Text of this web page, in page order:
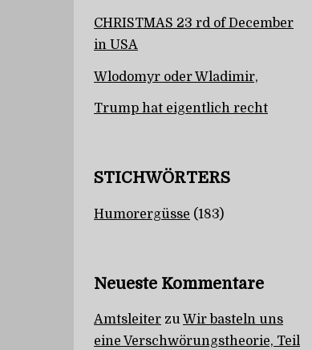
CHRISTMAS 23 rd of December
in USA
Wlodomyr oder Wladimir,
Trump hat eigentlich recht
STICHWÖRTERS
Humorergüsse (183)
Neueste Kommentare
Amtsleiter zuWir basteln uns
eine Verschwörungstheorie, Teil